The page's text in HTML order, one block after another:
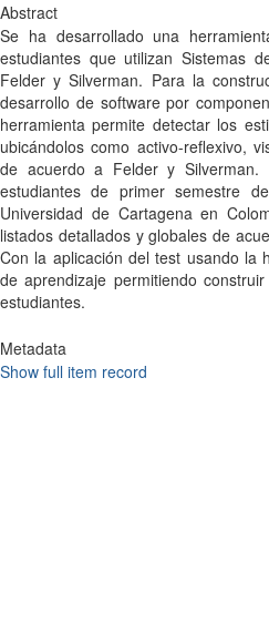
Abstract
Se ha desarrollado una
estudiantes que utilizan Sistemas
Felder y Silverman. Para la
desarrollo de software por
herramienta permite detectar los
ubicándolos como activo-reflexivo,
de acuerdo a Felder y
estudiantes de primer semestre
Universidad de Cartagena en
listados detallados y globales de
Con la aplicación del test usando la
de aprendizaje permitiendo
estudiantes.
Metadata
Show full item record